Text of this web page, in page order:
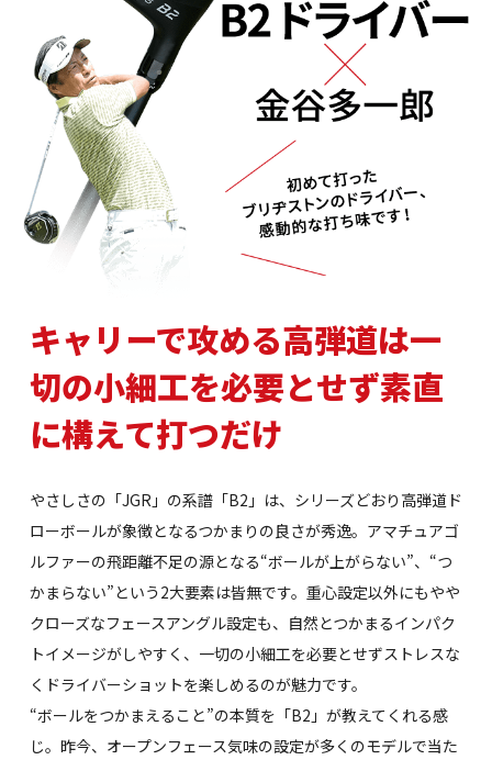
キャリーで攻める高弾道は一
切の小細工を必要とせず素直
に構えて打つだけ
やさしさの「JGR」の系譜「B2」は、シリーズどおり高弾道ド
ローボールが象徴となるつかまりの良さが秀逸。アマチュアゴ
ルファーの飛距離不足の源となる“ボールが上がらない”、“つ
かまらない”という2大要素は皆無です。重心設定以外にもやや
クローズなフェースアングル設定も、自然とつかまるインパク
トイメージがしやすく、一切の小細工を必要とせずストレスな
くドライバーショットを楽しめるのが魅力です。
“ボールをつかまえること”の本質を「B2」が教えてくれる感
じ。昨今、オープンフェース気味の設定が多くのモデルで当た